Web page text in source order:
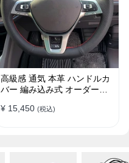
高級感 通気 本革 ハンドルカ
バー 編み込み式 オーダーメ
プ
¥ 15,450 (税込)